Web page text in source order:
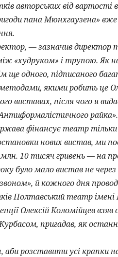
авторських від
пана Мюнхгаузена»
— зазначив директор
«худруком» і трупою. Як
ще одного, підписаного
якими робить це
виставах, після чого я
фінансує театр тільки
нових вистав, ми
10 тисяч гривень — на
було мало вистав не
й кожного дня
Полтавський театр імені
Олексій Коломійцев взяв
пригадав, як
розставити усі крапки